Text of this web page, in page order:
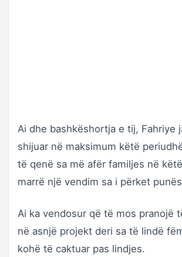
Ai dhe bashkëshortja e tij, Fahriye
shijuar në maksimum këtë
të qenë sa më afër familjes në
marrë një vendim sa i përket
Ai ka vendosur që të mos pranojë
në asnjë projekt deri sa të lindë
kohë të caktuar pas lindjes.